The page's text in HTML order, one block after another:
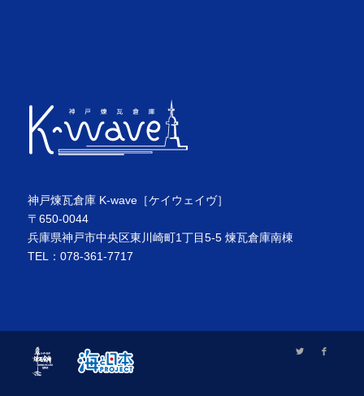
神戸煉瓦倉庫 K-wave［ケイウェイヴ］
〒650-0044
兵庫県神戸市中央区東川崎町1丁目5-5 煉瓦倉庫南棟
TEL：078-361-7717